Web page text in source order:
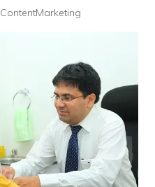
ContentMarketing